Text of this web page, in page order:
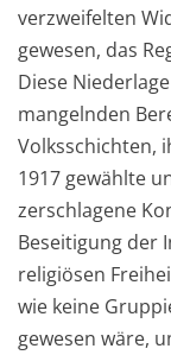
verzweifelten
gewesen, das
Diese
mangelnden
Volksschichten,
1917 gewählte
zerschlagene Ko
Beseitigung der
religiösen
wie keine
gewesen wäre,